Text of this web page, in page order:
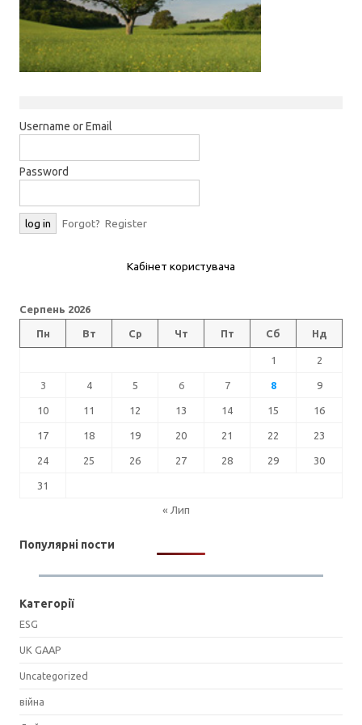
Username or Email
Password
Forgot? Register
Кабінет користувача
Серпень 2026
Пн Вт Ср Чт Пт Сб Нд
1 2
3 4 5 6 7 8 9
10 11 12 13 14 15 16
17 18 19 20 21 22 23
24 25 26 27 28 29 30
31
« Лип
Популярні пости
Категорії
ESG
UK GAAP
Uncategorized
війна